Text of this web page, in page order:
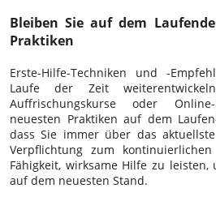
Bleiben Sie auf dem
Praktiken
Erste-Hilfe-Techniken und -
Laufe der Zeit
Auffrischungskurse oder
neuesten Praktiken auf dem
dass Sie immer über das
Verpflichtung zum
Fähigkeit, wirksame Hilfe zu
auf dem neuesten Stand.